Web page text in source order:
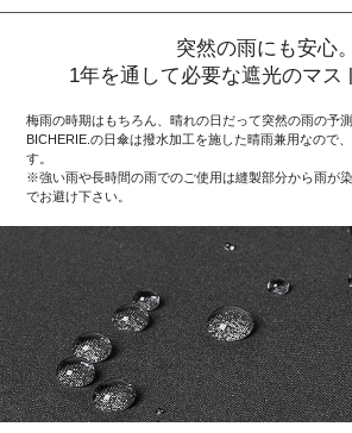
突然の雨にも安心。
1年を通して必要な遮光のマス
梅雨の時期はもちろん、晴れの日だって突然の雨の予測
BICHERIE.の日傘は撥水加工を施した晴雨兼用なので
す。
※強い雨や長時間の雨でのご使用は縫製部分から雨が
でお避け下さい。